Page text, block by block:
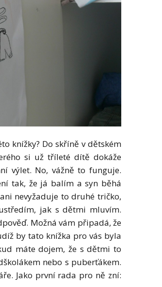
knížky? Do skříně v dětském
si už tříleté dítě dokáže
výlet. No, vážně to funguje.
tak, že já balím a syn běhá
nevyžaduje to druhé tričko,
jak s dětmi mluvím.
Možná vám připadá, že
by tato knížka pro vás byla
máte dojem, že s dětmi to
nebo s puberťákem.
Jako první rada pro ně zní: